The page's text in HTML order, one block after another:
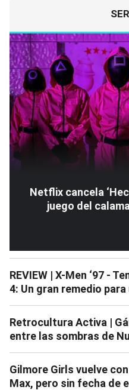
Netflix cancela
juego del
REVIEW | X-Men ‘97 -
4: Un gran remedio para
Retrocultura Activa |
entre las sombras de
Gilmore Girls vuelve
Max, pero sin fecha de